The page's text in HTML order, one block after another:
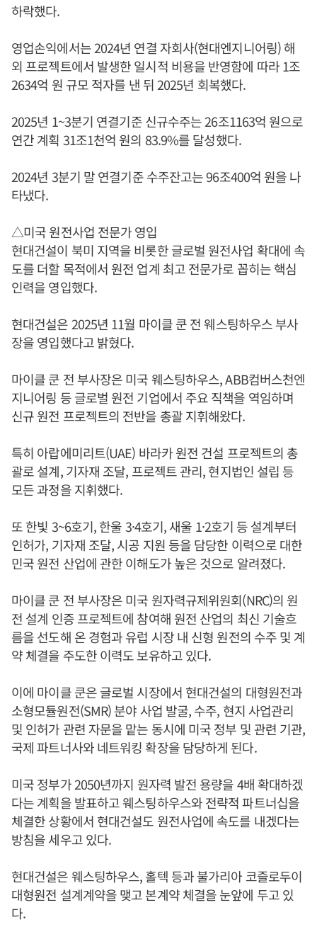
하락했다.
영업손익에서는 2024년 연결 자회사(현대엔지니어링) 해
외 프로젝트에서 발생한 일시적 비용을 반영함에 따라 1조
2634억 원 규모 적자를 낸 뒤 2025년 회복했다.
2025년 1~3분기 연결기준 신규수주는 26조1163억 원으로
연간 계획 31조1천억 원의 83.9%를 달성했다.
2024년 3분기 말 연결기준 수주잔고는 96조400억 원을 나
타냈다.
△미국 원전사업 전문가 영입
현대건설이 북미 지역을 비롯한 글로벌 원전사업 확대에 속
도를 더할 목적에서 원전 업계 최고 전문가로 꼽히는 핵심
인력을 영입했다.
현대건설은 2025년 11월 마이클 쿤 전 웨스팅하우스 부사
장을 영입했다고 밝혔다.
마이클 쿤 전 부사장은 미국 웨스팅하우스, ABB컴버스천엔
지니어링 등 글로벌 원전 기업에서 주요 직책을 역임하며
신규 원전 프로젝트의 전반을 총괄 지휘해왔다.
특히 아랍에미리트(UAE) 바라카 원전 건설 프로젝트의 총
괄로 설계, 기자재 조달, 프로젝트 관리, 현지법인 설립 등
모든 과정을 지휘했다.
또 한빛 3~6호기, 한울 3·4호기, 새울 1·2호기 등 설계부터
인허가, 기자재 조달, 시공 지원 등을 담당한 이력으로 대한
민국 원전 산업에 관한 이해도가 높은 것으로 알려졌다.
마이클 쿤 전 부사장은 미국 원자력규제위원회(NRC)의 원
전 설계 인증 프로젝트에 참여해 원전 산업의 최신 기술흐
름을 선도해 온 경험과 유럽 시장 내 신형 원전의 수주 및 계
약 체결을 주도한 이력도 보유하고 있다.
이에 마이클 쿤은 글로벌 시장에서 현대건설의 대형원전과
소형모듈원전(SMR) 분야 사업 발굴, 수주, 현지 사업관리
및 인허가 관련 자문을 맡는 동시에 미국 정부 및 관련 기관,
국제 파트너사와 네트워킹 확장을 담당하게 된다.
미국 정부가 2050년까지 원자력 발전 용량을 4배 확대하겠
다는 계획을 발표하고 웨스팅하우스와 전략적 파트너십을
체결한 상황에서 현대건설도 원전사업에 속도를 내겠다는
방침을 세우고 있다.
현대건설은 웨스팅하우스, 홀텍 등과 불가리아 코즐로두이
대형원전 설계계약을 맺고 본계약 체결을 눈앞에 두고 있
다.